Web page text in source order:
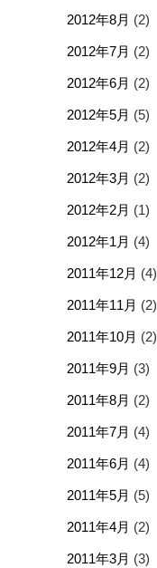
2012年8月 (2)
2012年7月 (2)
2012年6月 (2)
2012年5月 (5)
2012年4月 (2)
2012年3月 (2)
2012年2月 (1)
2012年1月 (4)
2011年12月 (4)
2011年11月 (2)
2011年10月 (2)
2011年9月 (3)
2011年8月 (2)
2011年7月 (4)
2011年6月 (4)
2011年5月 (5)
2011年4月 (2)
2011年3月 (3)